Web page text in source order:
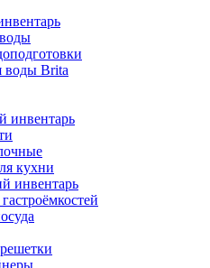
воды Brita
инвентарь
кухни
инвентарь